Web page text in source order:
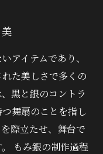
アイテムであり、
た美しさで多くの
黒と銀のコントラ
舞扇のことを指し
際立たせ、舞台で
もみ銀の制作過程